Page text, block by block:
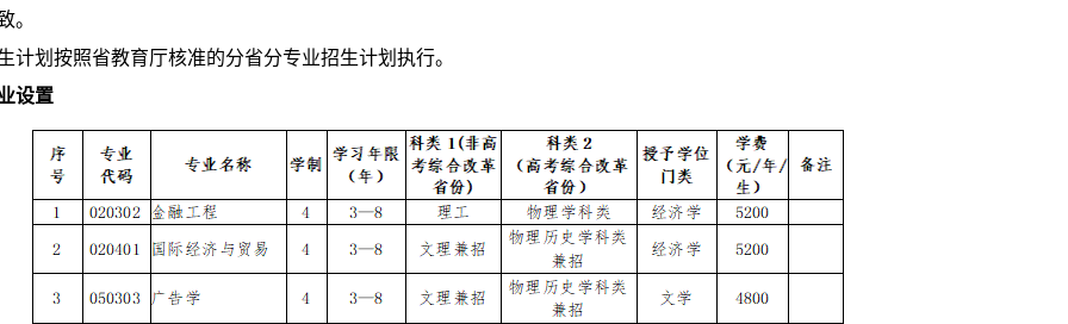
。
计划按照省教育厅核准的分省分专业招生计划执行。
设置